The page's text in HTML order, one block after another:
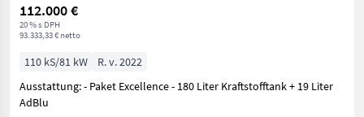
112.000 €
20 % s DPH
93.333,33 € netto
110 kS/81 kW
R. v. 2022
Ausstattung: - Paket Excellence - 180 Liter Kraftstofftank + 19 Liter
AdBlu